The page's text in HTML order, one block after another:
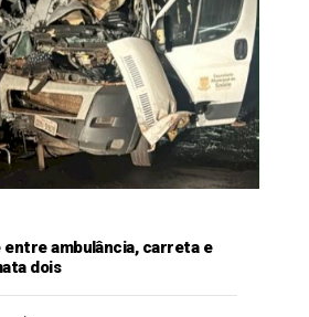
entre ambulância, carreta e
dois